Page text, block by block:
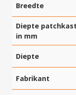
Breedte
Diepte patchkast
in mm
Diepte
Fabrikant